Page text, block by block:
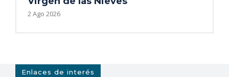
2 Ago 2026
Enlaces de interés